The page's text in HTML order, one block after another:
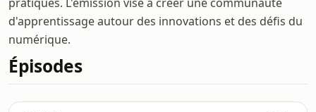
d'apprentissage autour des innovations et des défis du
numérique.
Épisodes